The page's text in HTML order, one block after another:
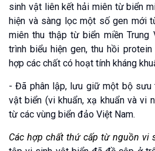
sinh vật liên kết hải miên từ biển
hiện và sàng lọc một số gen mới
miên thu thập từ biển miền Trung
trình biểu hiện gen, thu hồi
hợp các chất có hoạt tính kháng
- Đã phân lập, lưu giữ một bộ sưu
vật biển (vi khuẩn, xạ khuẩn và vi
từ các vùng biển đảo Việt Nam.
Các hợp chất thứ cấp từ nguồn vi